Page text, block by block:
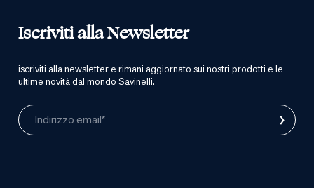
Iscriviti alla Newsletter
iscriviti alla newsletter e rimani aggiornato sui nostri prodotti e le
ultime novità dal mondo Savinelli.
Indirizzo email* ›